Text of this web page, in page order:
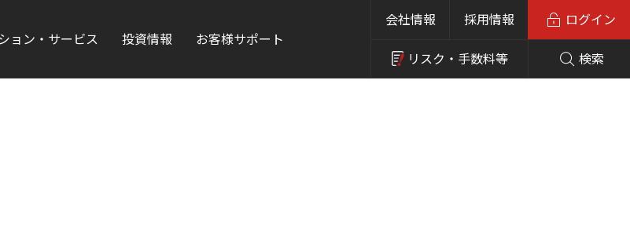
ョン・サービス 投資情報 お客様サポート
会社情報 採用情報
リスク・ 手数料等 検索
ログイン